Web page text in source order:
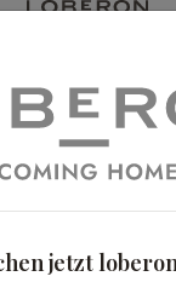
und natürliche
Wohnstil voller
jetzt